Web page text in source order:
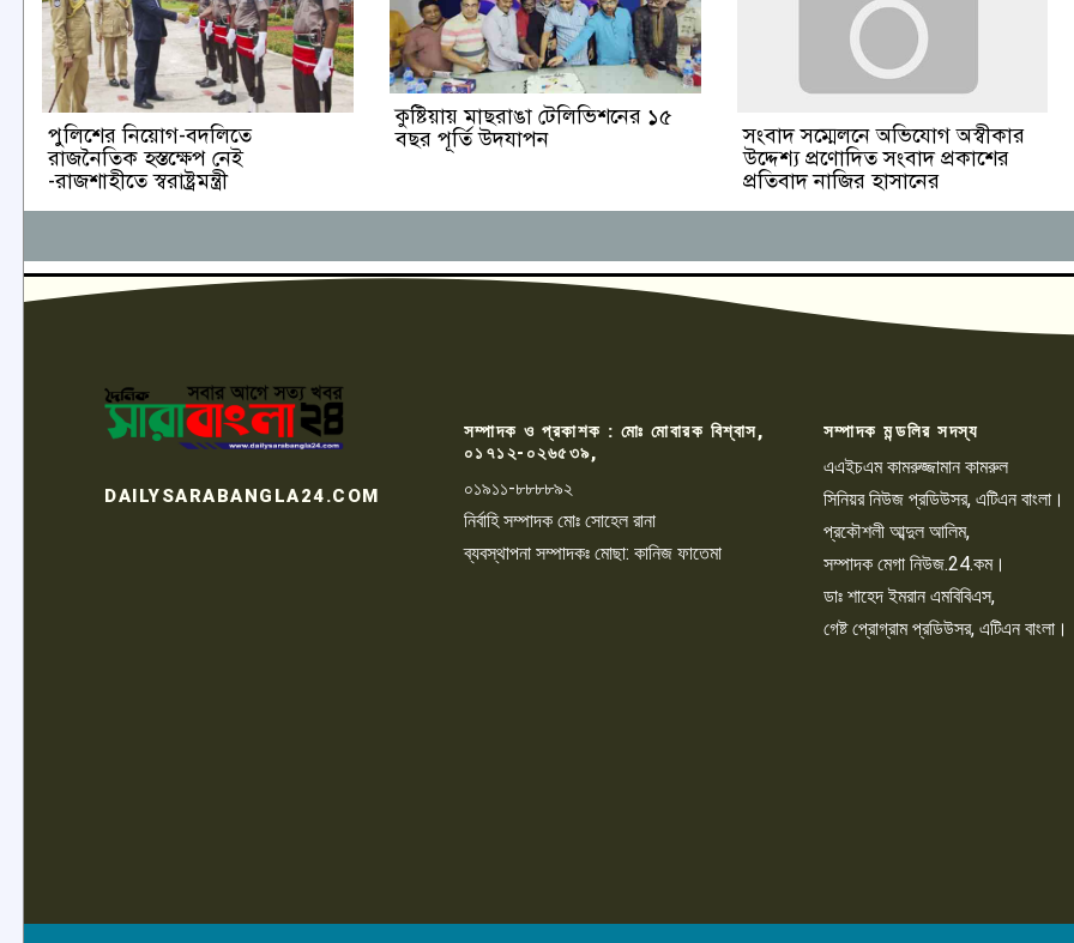
পুলিশের নিয়োগ-বদলিতে
রাজনৈতিক হস্তক্ষেপ নেই
-রাজশাহীতে স্বরাষ্ট্রমন্ত্রী
কুষ্টিয়ায় মাছরাঙা টেলিভিশনের ১৫
বছর পূর্তি উদযাপন
সংবাদ সম্মেলনে অভিযোগ অস্বীকার
উদ্দেশ্য প্রণোদিত সংবাদ প্রকাশের
প্রতিবাদ নাজির হাসানের
DAILYSARABANGLA24.COM
সম্পাদক ও প্রকাশক : মোঃ মোবারক বিশ্বাস,
০১৭১২-০২৬৫৩৯,
০১৯১১-৮৮৮৮৯২
নির্বাহি সম্পাদক মোঃ সোহেল রানা
ব্যবস্থাপনা সম্পাদকঃ মোছা: কানিজ ফাতেমা
সম্পাদক মন্ডলির সদস্য
এএইচএম কামরুজ্জামান কামরুল
সিনিয়র নিউজ প্রডিউসর, এটিএন বাংলা।
প্রকৌশলী আব্দুল আলিম,
সম্পাদক মেগা নিউজ.24.কম।
ডাঃ শাহেদ ইমরান এমবিবিএস,
গেষ্ট প্রোগ্রাম প্রডিউসর, এটিএন বাংলা।